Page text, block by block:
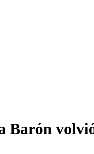
Barón